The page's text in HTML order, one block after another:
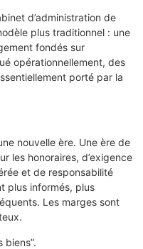
d’administration de
plus traditionnel : une
fondés sur
opérationnellement, des
porté par la
nouvelle ère. Une ère de
les honoraires, d’exigence
et de responsabilité
plus informés, plus
Les marges sont
biens”.